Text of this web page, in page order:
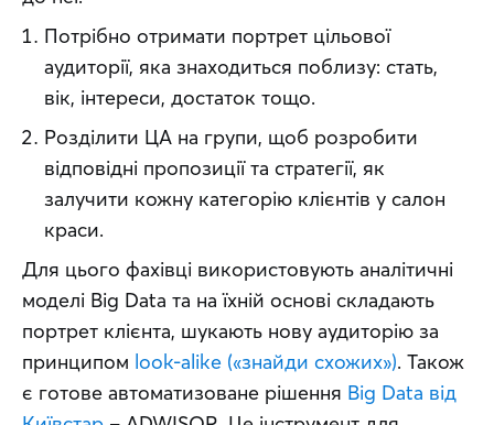
Потрібно отримати портрет цільової
аудиторії, яка знаходиться поблизу: стать,
вік, інтереси, достаток тощо.
Розділити ЦА на групи, щоб розробити
відповідні пропозиції та стратегії, як
залучити кожну категорію клієнтів у салон
краси.
Для цього фахівці використовують аналітичні
моделі Big Data та на їхній основі складають
портрет клієнта, шукають нову аудиторію за
принципом look-alike («знайди схожих»). Також
є готове автоматизоване рішення Big Data від